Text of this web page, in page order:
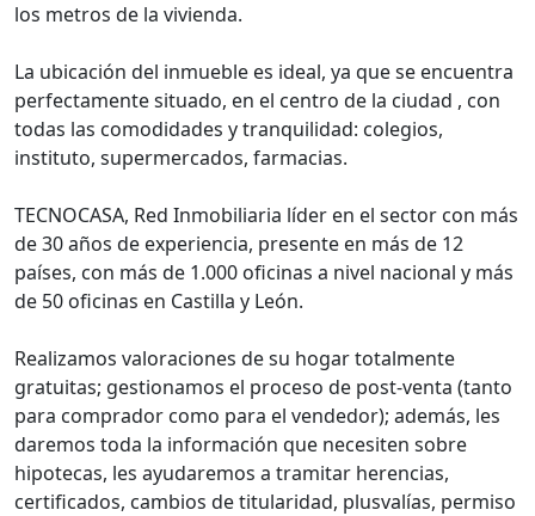
los metros de la vivienda.
La ubicación del inmueble es ideal, ya que se encuentra
perfectamente situado, en el centro de la ciudad , con
todas las comodidades y tranquilidad: colegios,
instituto, supermercados, farmacias.
TECNOCASA, Red Inmobiliaria líder en el sector con más
de 30 años de experiencia, presente en más de 12
países, con más de 1.000 oficinas a nivel nacional y más
de 50 oficinas en Castilla y León.
Realizamos valoraciones de su hogar totalmente
gratuitas; gestionamos el proceso de post-venta (tanto
para comprador como para el vendedor); además, les
daremos toda la información que necesiten sobre
hipotecas, les ayudaremos a tramitar herencias,
certificados, cambios de titularidad, plusvalías, permiso